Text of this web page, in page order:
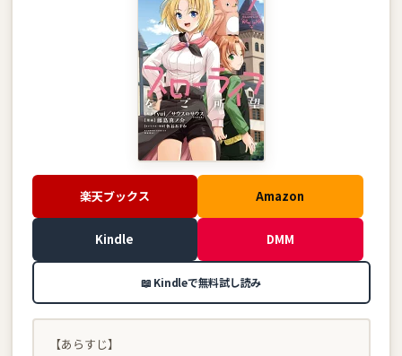
楽天ブックス Amazon
Kindle DMM
📖 Kindleで無料試し読み
【あらすじ】